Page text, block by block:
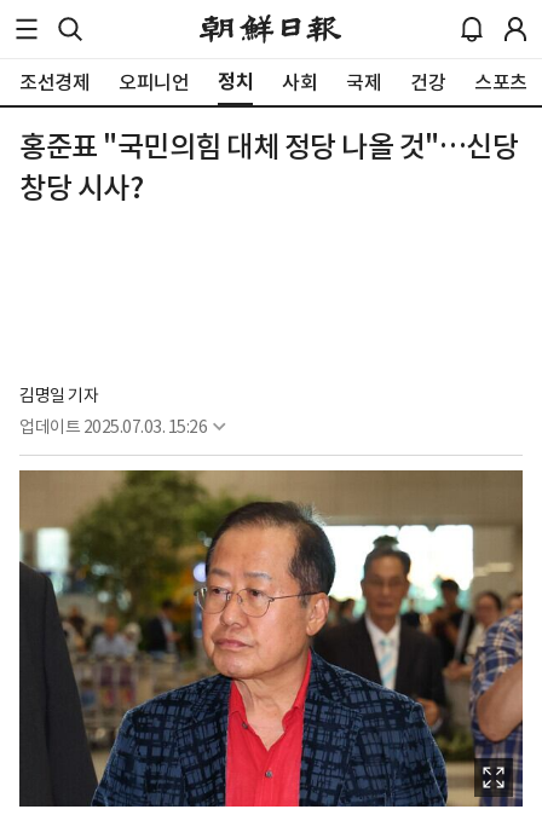
조선경제 오피니언 정치 사회 국제 건강 스포츠
홍준표 "국민의힘 대체 정당 나올 것"…신당
창당 시사?
김명일 기자
업데이트 2025.07.03. 15:26